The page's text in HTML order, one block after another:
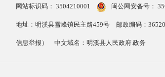
网站标识码： 3504210001 闽公网安备号：
地址：明溪县雪峰镇民主路459号 邮政编码：
信息举报） 中文域名：明溪县人民政府.政务